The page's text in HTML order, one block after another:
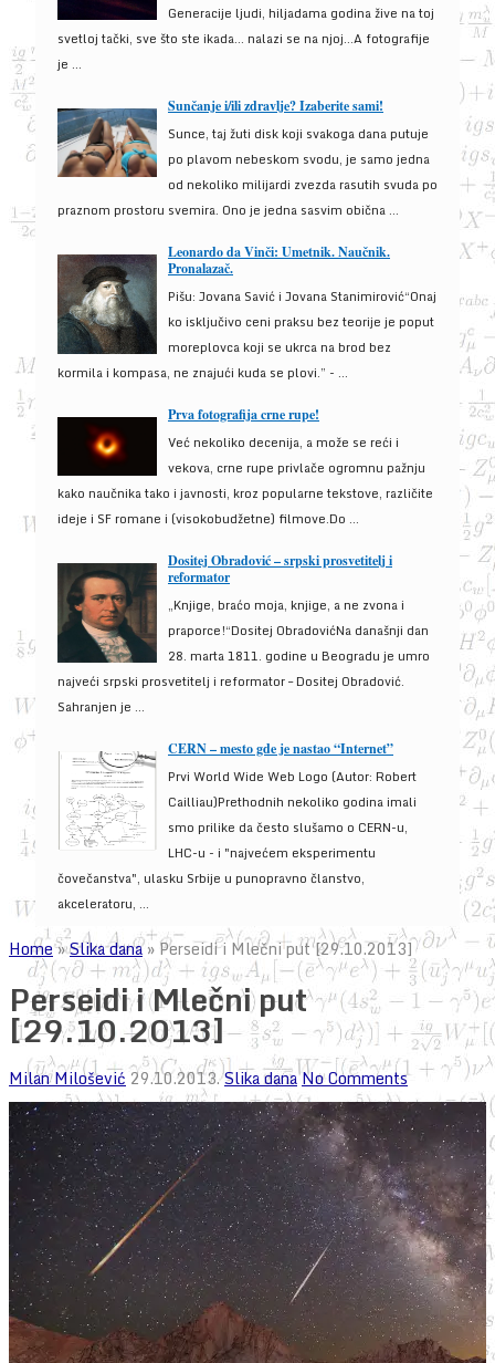
Generacije ljudi, hiljadama godina žive na toj
svetloj tački, sve što ste ikada… nalazi se na njoj…A fotografije
je ...
Sunčanje i/ili zdravlje? Izaberite sami!
Sunce, taj žuti disk koji svakoga dana putuje
po plavom nebeskom svodu, je samo jedna
od nekoliko milijardi zvezda rasutih svuda po
praznom prostoru svemira. Ono je jedna sasvim obična ...
Leonardo da Vinči: Umetnik. Naučnik.
Pronalazač.
Pišu: Jovana Savić i Jovana Stanimirović“Onaj
ko isključivo ceni praksu bez teorije je poput
moreplovca koji se ukrca na brod bez
kormila i kompasa, ne znajući kuda se plovi.” - ...
Prva fotografija crne rupe!
Već nekoliko decenija, a može se reći i
vekova, crne rupe privlače ogromnu pažnju
kako naučnika tako i javnosti, kroz popularne tekstove, različite
ideje i SF romane i (visokobudžetne) filmove.Do ...
Dositej Obradović – srpski prosvetitelj i
reformator
„Knjige, braćo moja, knjige, a ne zvona i
praporce!“Dositej ObradovićNa današnji dan
28. marta 1811. godine u Beogradu je umro
najveći srpski prosvetitelj i reformator – Dositej Obradović.
Sahranjen je ...
CERN – mesto gde je nastao “Internet”
Prvi World Wide Web Logo (Autor: Robert
Cailliau)Prethodnih nekoliko godina imali
smo prilike da često slušamo o CERN-u,
LHC-u - i "najvećem eksperimentu
čovečanstva", ulasku Srbije u punopravno članstvo,
akceleratoru, ...
Home»Slika dana» Perseidi i Mlečni put [29.10.2013]
Perseidi i Mlečni put
[29.10.2013]
Milan Milošević 29.10.2013. Slika dana No Comments